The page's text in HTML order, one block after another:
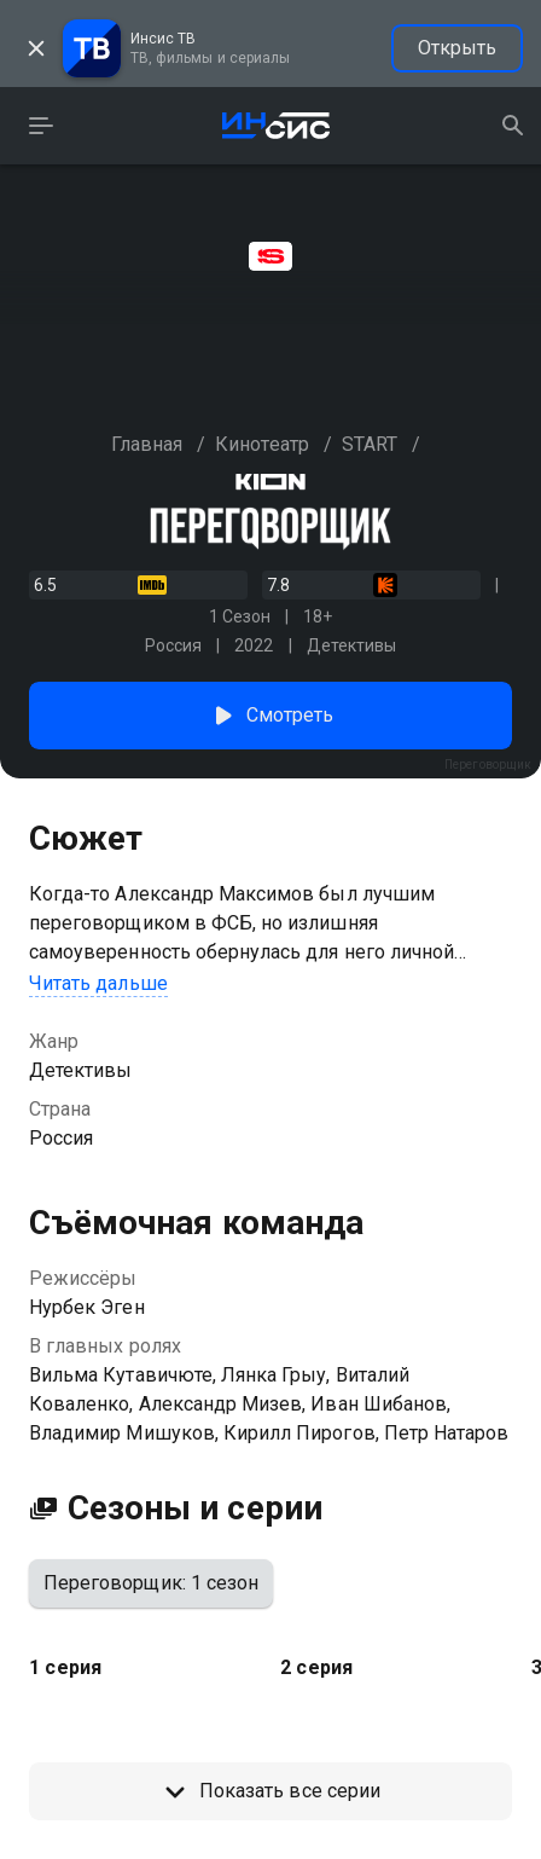
Инсис ТВ
ТВ, фильмы и сериалы
Открыть
Главная / Кинотеатр / START /
6.5
7.8
1 Сезон
18+
Россия
2022 Детективы
Переговорщик
Смотреть
Сюжет
Когда-то Александр Максимов был лучшим
переговорщиком в ФСБ, но излишняя
самоуверенность обернулась для него личной
трагедией, вынудившей оставить позади
девять лет Саша работает в службе
психологической помощи. Однажды во время
ограбления банка он оказывается в заложниках.
Происходящее напоминает Максимову страшный
же террорист, по чьей вине он потерял дочь, а
значит, пора применить все свои навыки, чтобы его
поймать.
Читать дальше
Жанр
Детективы
Страна
Россия
Съёмочная команда
Режиссёры
Нурбек Эген
В главных ролях
Вильма Кутавичюте, Лянка Грыу, Виталий
Коваленко, Александр Мизев, Иван Шибанов,
Владимир Мишуков, Кирилл Пирогов, Петр Натаров
Сезоны и серии
Переговорщик: 1 сезон
1 серия 2 серия
Показать все серии